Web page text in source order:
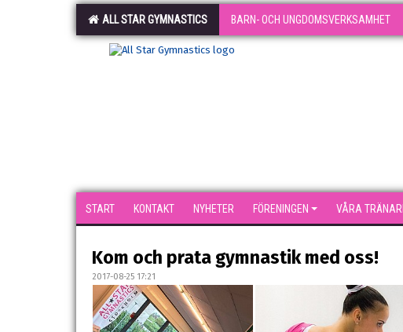
ALL STAR GYMNASTICS BARN- OCH UNGDOMSVERKSAMHET
START KONTAKT NYHETER FÖRENINGEN VÅRA
Kom och prata gymnastik med oss!
2017-08-25 17:21